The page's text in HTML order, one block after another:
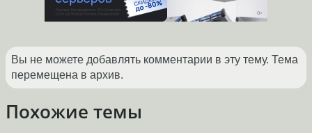
Вы не можете добавлять комментарии в эту тему. Тема
перемещена в архив.
Похожие темы